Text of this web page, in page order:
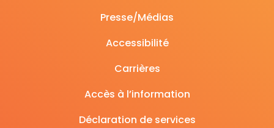
Presse/Médias
Accessibilité
Carrières
Accès à l’information
Déclaration de services